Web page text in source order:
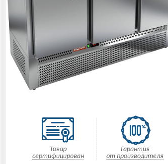
Товар
сертифицирован
Гарантия
от производителя